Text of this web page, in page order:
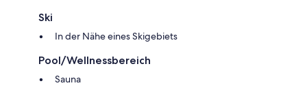
Ski
In der Nähe eines Skigebiets
Pool/Wellnessbereich
Sauna